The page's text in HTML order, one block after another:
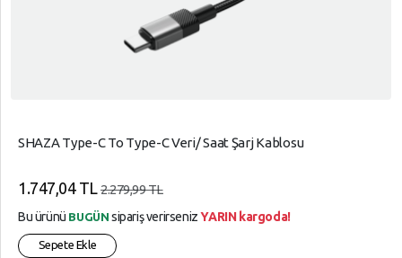
SHAZA Type-C To Type-C Veri/ Saat Şarj Kablosu
1.747,04 TL 2.279,99 TL
Bu ürünü BUGÜN sipariş verirsenizYARIN kargoda!
Sepete Ekle